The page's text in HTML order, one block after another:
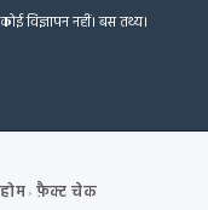
Skip to content
कोई विज्ञापन नहीं। बस तथ्य।
होम› फ़ैक्ट चेक